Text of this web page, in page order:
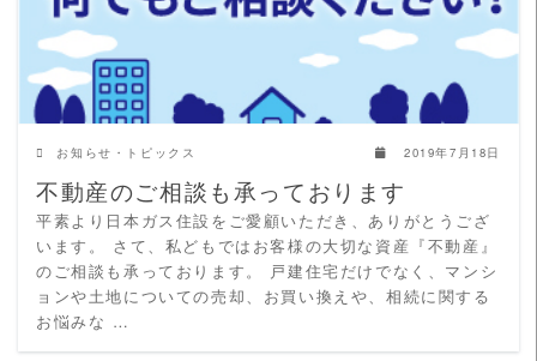
お知らせ・トピックス 2019年7月18日
不動産のご相談も承っております
平素より日本ガス住設をご愛顧いただき、ありがとうござ
います。 さて、私どもではお客様の大切な資産『不動産』
のご相談も承っております。 戸建住宅だけでなく、マンシ
ョンや土地についての売却、お買い換えや、相続に関する
お悩みな …